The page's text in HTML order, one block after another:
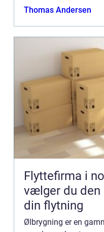
blomstrende industri.
Thomas Andersen
Flyttefirma i
vælger du den
din flytning
Ølbrygning er en